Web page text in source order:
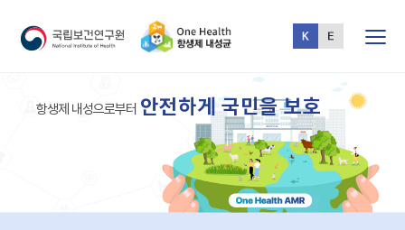
Health항생제 내성으로부터 안전하게 국민을 보호